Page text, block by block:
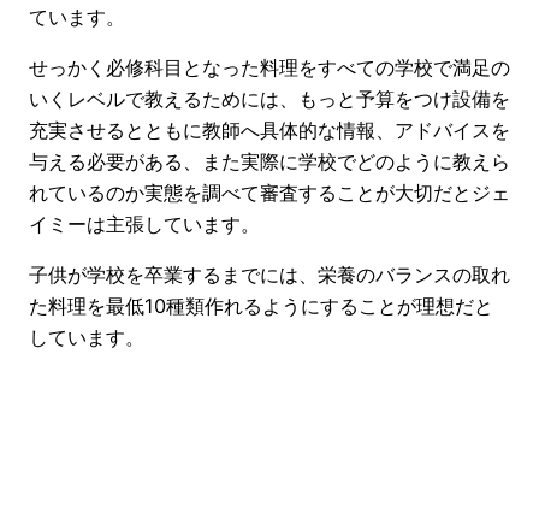
ています。
せっかく必修科目となった料理をすべての学校で満足の
いくレベルで教えるためには、もっと予算をつけ設備を
充実させるとともに教師へ具体的な情報、アドバイスを
与える必要がある、また実際に学校でどのように教えら
れているのか実態を調べて審査することが大切だとジェ
イミーは主張しています。
子供が学校を卒業するまでには、栄養のバランスの取れ
た料理を最低10種類作れるようにすることが理想だと
しています。